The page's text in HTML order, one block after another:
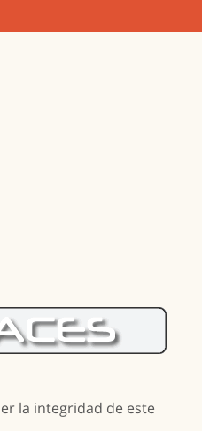
la integridad de este